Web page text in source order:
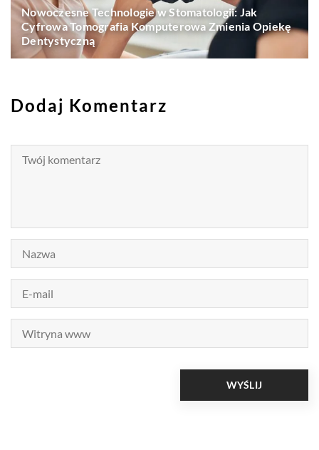
Nowoczesne Technologie w Stomatologii: Jak
Cyfrowa Tomografia Komputerowa Zmienia Opiekę
Dentystyczną
Dodaj Komentarz